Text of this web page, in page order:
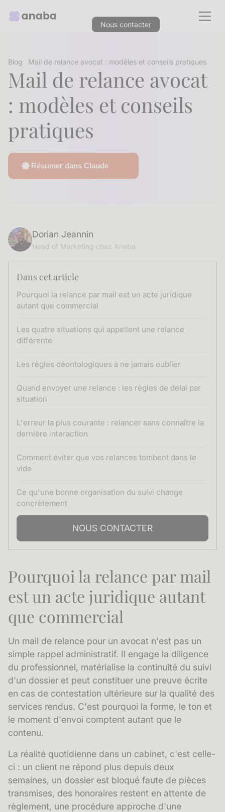
Nous contacter
Blog Mail de relance avocat : modèles et conseils pratiques
Mail de relance avocat
: modèles et conseils
pratiques
Résumer dans Claude
Dorian Jeannin
Head of Marketing chez Anaba
Dans cet article
Pourquoi la relance par mail est un acte juridique
autant que commercial
Les quatre situations qui appellent une relance
différente
Les règles déontologiques à ne jamais oublier
Quand envoyer une relance : les règles de délai par
situation
L'erreur la plus courante : relancer sans connaître la
dernière interaction
Comment éviter que vos relances tombent dans le
vide
Ce qu'une bonne organisation du suivi change
concrètement
NOUS CONTACTER
Pourquoi la relance par mail
est un acte juridique autant
que commercial
Un mail de relance pour un avocat n'est pas un
simple rappel administratif. Il engage la diligence
du professionnel, matérialise la continuité du suivi
d'un dossier et peut constituer une preuve écrite
en cas de contestation ultérieure sur la qualité des
services rendus. C'est pourquoi la forme, le ton et
le moment d'envoi comptent autant que le
contenu.
La réalité quotidienne dans un cabinet, c'est celle-
ci : un client ne répond plus depuis deux
semaines, un dossier est bloqué faute de pièces
transmises, des honoraires restent en attente de
règlement, une procédure approche d'une